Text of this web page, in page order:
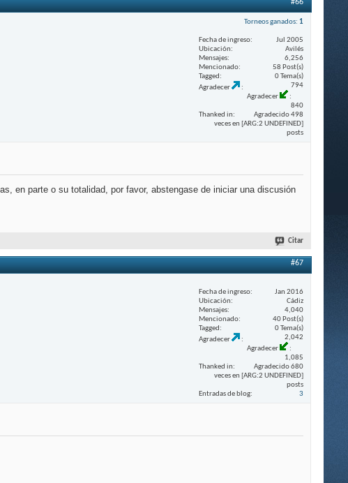
#66
Torneos ganados: 1
Fecha de ingreso
Jul 2005
Ubicación
Avilés
Mensajes
6,256
Mencionado
58 Post(s)
Tagged
0 Tema(s)
Agradecer
794
Agradecer
840
Thanked in
Agradecido 498
veces en [ARG:2 UNDEFINED]
posts
en parte o su totalidad, por favor, abstengase de iniciar una discusión
Citar
#67
Fecha de ingreso
Jan 2016
Ubicación
Cádiz
Mensajes
4,040
Mencionado
40 Post(s)
Tagged
0 Tema(s)
Agradecer
2,042
Agradecer
1,085
Thanked in
Agradecido 680
veces en [ARG:2 UNDEFINED]
posts
Entradas de blog
3